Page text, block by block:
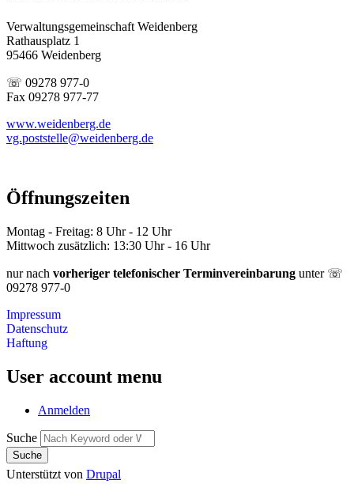
Verwaltungsgemeinschaft Weidenberg
Rathausplatz 1
95466 Weidenberg
☏ 09278 977-0
Fax 09278 977-77
www.weidenberg.de
vg.poststelle@weidenberg.de
Öffnungszeiten
Montag - Freitag: 8 Uhr - 12 Uhr
Mittwoch zusätzlich: 13:30 Uhr - 16 Uhr
nur nach vorheriger telefonischer Terminvereinbarung unter ☏
09278 977-0
Impressum
Datenschutz
Haftung
User account menu
Anmelden
Suche
Unterstützt von Drupal